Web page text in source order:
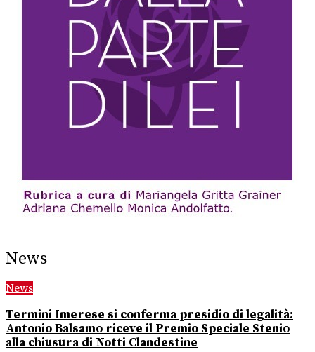
News
News
Termini Imerese si conferma presidio di legalità:
Antonio Balsamo riceve il Premio Speciale Stenio
alla chiusura di Notti Clandestine